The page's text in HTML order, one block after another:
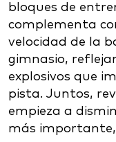
bloques de
complementa
velocidad de la
gimnasio,
explosivos que
pista. Juntos,
empieza a
más